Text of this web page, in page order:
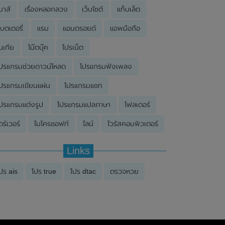
าส์ เรื่องหลอกลวง เว็บไซต์ แท็บเล็ต
ตเตอรี่ แรม แอนดรอยด์ แอพมือถือ
เกีย โน๊ตบุ๊ค โปรเน็ต
รแกรมช่วยดาวน์โหลด โปรแกรมฟังเพลง
รแกรมเขียนแผ่น โปรแกรมแชท
รแกรมแต่งรูป โปรแกรมแปลภาษา โฟลเดอร์
ร์เวอร์ ไมโครซอฟท์ ไลน์ ไวรัสคอมพิวเตอร์
Links
ร ais โปร true โปร dtac ตรวจหวย